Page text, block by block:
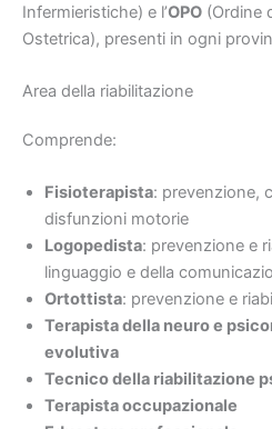
Infermieristiche) e l’OPO (Ordine
Ostetrica), presenti in ogni
Area della riabilitazione
Comprende:
Fisioterapista: prevenzione,
disfunzioni motorie
Logopedista: prevenzione e
linguaggio e della
Ortottista: prevenzione e
Terapista della neuro e
evolutiva
Tecnico della riabilitazione
Terapista occupazionale